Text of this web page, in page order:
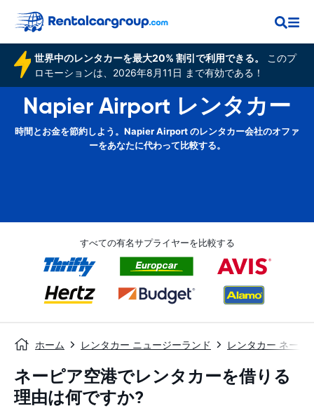
世界中のレンタカーを最大20% 割引で利用できる。
このプ
ロモーションは、2026年8月11日 まで有効である！
Napier Airport レンタカー
時間とお金を節約しよう。Napier Airport のレンタカー会社のオファ
ーをあなたに代わって比較する。
すべての有名サプライヤーを比較する
ホーム レンタカー ニュージーランド レンタカー ネーピ
ネーピア空港でレンタカーを借りる
理由は何ですか?